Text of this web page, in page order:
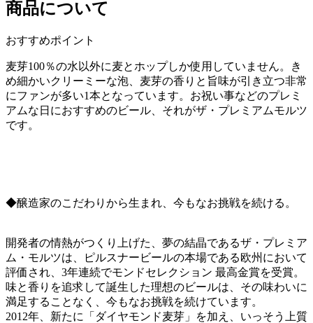
商品について
おすすめポイント
麦芽100％の水以外に麦とホップしか使用していません。き
め細かいクリーミーな泡、麦芽の香りと旨味が引き立つ非常
にファンが多い1本となっています。お祝い事などのプレミ
アムな日におすすめのビール、それがザ・プレミアムモルツ
です。
◆醸造家のこだわりから生まれ、今もなお挑戦を続ける。
開発者の情熱がつくり上げた、夢の結晶であるザ・プレミア
ム・モルツは、ピルスナービールの本場である欧州において
評価され、3年連続でモンドセレクション 最高金賞を受賞。
味と香りを追求して誕生した理想のビールは、その味わいに
満足することなく、今もなお挑戦を続けています。
2012年、新たに「ダイヤモンド麦芽」を加え、いっそう上質